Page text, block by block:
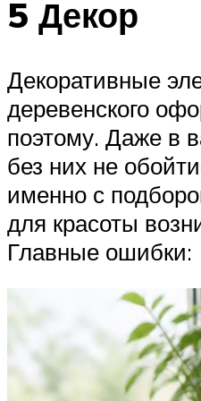
5 Декор
Декоративные
деревенского
поэтому. Даже в
без них не
именно с
для красоты
Главные ошибки: